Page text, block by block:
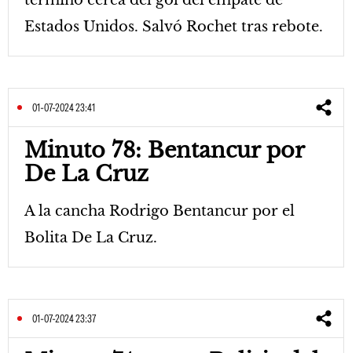
Estados Unidos. Salvó Rochet tras rebote.
01-07-2024 23:41
Minuto 78: Bentancur por
De La Cruz
A la cancha Rodrigo Bentancur por el
Bolita De La Cruz.
01-07-2024 23:37